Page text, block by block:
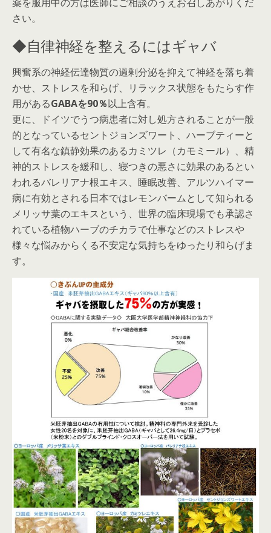
薬を服用中の方は医師にご相談のうえお召しあがりくだ
さい。
◆自律神経を整えるにはギャバ
興奮系の神経伝達物質の過剰分泌を抑えて神経を落ち着
かせ、ストレスを和らげ、リラックス状態をもたらす作
用があるGABAを90％以上含有。
更に、ドイツでうつ病患者に対し処方されることが一般
的となっているセントジョンズワート、ハーブティーと
して有名な鎮静効果のあるカミツレ（カモミール）、精
神的ストレスを緩和し、寝つきの悪さに効果のあるとい
われるバレリアナ根エキス、睡眠改善、アルツハイマー
病に有効とされる日本ではレモンバームとして知られる
メリッサ葉のエキスという、世界の臨床現場でも承認さ
れている植物ハーブのチカラで仕事などのストレスや
様々な悩みからくる不安定な気持ちをゆったり和らげま
す。